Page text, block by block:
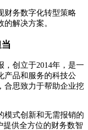
财务数字化转型策略
解决方案。
创立于2014年，是一
产品和服务的科技公
合思致力于帮助企业挖
模式创新和无需报销的
提供全方位的财务数智